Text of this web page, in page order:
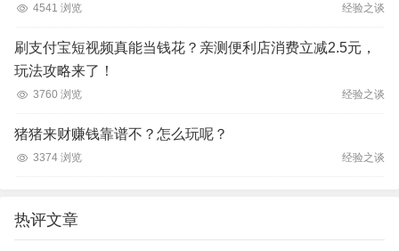
4541 浏览 经验之谈
刷支付宝短视频真能当钱花？亲测便利店消费立减2.5元，
玩法攻略来了！
3760 浏览 经验之谈
猪猪来财赚钱靠谱不？怎么玩呢？
3374 浏览 经验之谈
热评文章